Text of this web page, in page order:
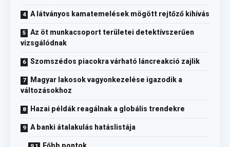
A látványos kamatemelések mögött rejtőző kihívás
Az öt munkacsoport területei detektívszerűen
vizsgálódnak
Szomszédos piacokra várható láncreakció zajlik
Magyar lakosok vagyonkezelése igazodik a
változásokhoz
Hazai példák reagálnak a globális trendekre
A banki átalakulás hatáslistája
Főbb pontok